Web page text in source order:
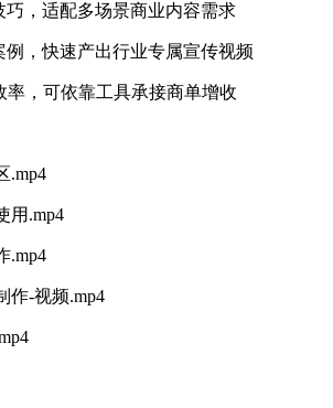
巧，适配多场景商业内容需求
例，快速产出行业专属宣传视频
率，可依靠工具承接商单增收
.mp4
用.mp4
.mp4
作-视频.mp4